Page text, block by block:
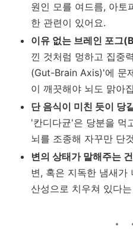
원인 모를 여드름, 아토
한 관련이 있어요.
이유 없는 브레인 포그
낀 것처럼 멍하고 집중
(Gut-Brain Axis)'에 문
이 깨끗해야 뇌도 맑아
단 음식이 미친 듯이 당
'칸디다균'은 당분을 먹
뇌를 조종해 자꾸만 단
변의 상태가 말해주는
변, 혹은 지독한 냄새가
산성으로 치우쳐 있다